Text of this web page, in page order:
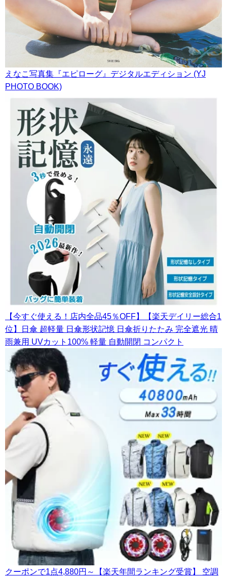
えなこ写真集『エピローグ』デジタルエディション (YJ
PHOTO BOOK)
【今すぐ使える！店内全品45％OFF】【楽天デイリー総合1
位】日傘 超軽量 日傘形状記憶 日傘折りたたみ 完全遮光 晴
雨兼用 UVカット100% 軽量 自動開閉 コンパクト
クーポンで1点4,880円～【楽天年間ランキング受賞】 空調